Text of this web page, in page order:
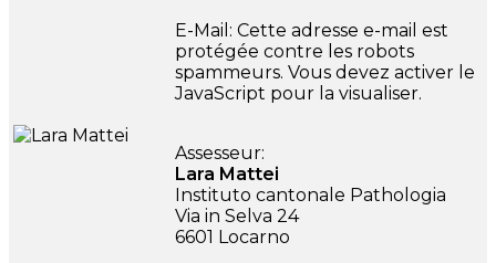
E-Mail: Cette adresse e-mail est
protégée contre les robots
spammeurs. Vous devez activer le
JavaScript pour la visualiser.
Assesseur:
Lara Mattei
Instituto cantonale Pathologia
Via in Selva 24
6601 Locarno